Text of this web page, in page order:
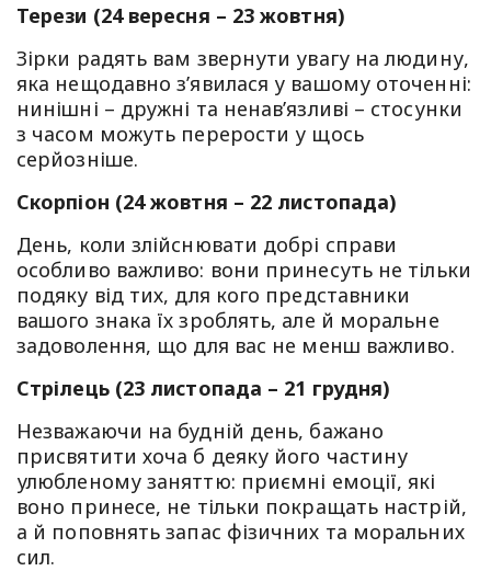
Терези (24 вересня – 23 жовтня)
Зірки радять вам звернути увагу на людину,
яка нещодавно з’явилася у вашому оточенні:
нинішні – дружні та ненав’язливі – стосунки
з часом можуть перерости у щось
серйозніше.
Скорпіон (24 жовтня – 22 листопада)
День, коли злійснювати добрі справи
особливо важливо: вони принесуть не тільки
подяку від тих, для кого представники
вашого знака їх зроблять, але й моральне
задоволення, що для вас не менш важливо.
Стрілець (23 листопада – 21 грудня)
Незважаючи на будній день, бажано
присвятити хоча б деяку його частину
улюбленому заняттю: приємні емоції, які
воно принесе, не тільки покращать настрій,
а й поповнять запас фізичних та моральних
сил.